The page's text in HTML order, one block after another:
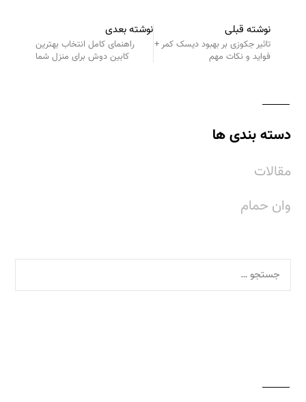
نوشته قبلی
تاثیر جکوزی بر بهبود دیسک کمر +
فواید و نکات مهم
نوشته بعدی
راهنمای کامل انتخاب بهترین
کابین دوش برای منزل شما
دسته بندی ها
مقالات
وان حمام